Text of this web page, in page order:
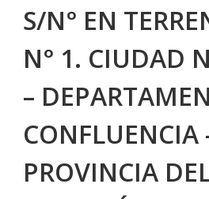
S/N° EN
N° 1. CIUDAD
–
CONFLUENCIA
PROVINCIA